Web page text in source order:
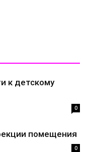
к детскому
0
помещения
0